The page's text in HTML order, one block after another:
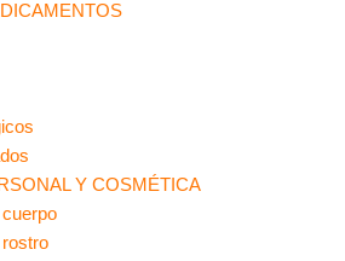
Y COSMÉTICA